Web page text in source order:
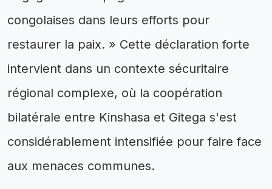
congolaises dans leurs efforts pour
restaurer la paix. » Cette déclaration forte
intervient dans un contexte sécuritaire
régional complexe, où la coopération
bilatérale entre Kinshasa et Gitega s'est
considérablement intensifiée pour faire face
aux menaces communes.